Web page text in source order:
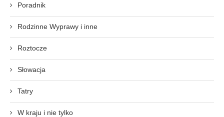
Poradnik
Rodzinne Wyprawy i inne
Roztocze
Słowacja
Tatry
W kraju i nie tylko